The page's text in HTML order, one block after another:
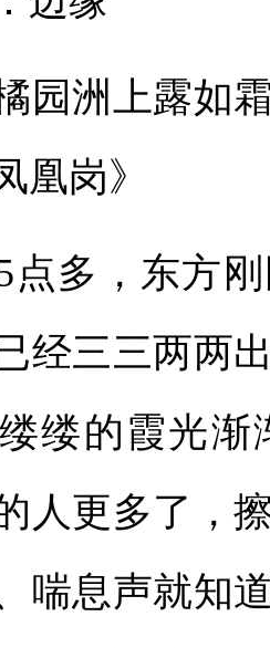
洲上露如霜
凰岗》
，东方刚
经三三两两
缕的霞光
人更多了，
喘息声就知